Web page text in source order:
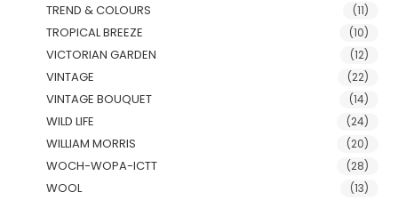
TREND & COLOURS (11)
TROPICAL BREEZE (10)
VICTORIAN GARDEN (12)
VINTAGE (22)
VINTAGE BOUQUET (14)
WILD LIFE (24)
WILLIAM MORRIS (20)
WOCH-WOPA-ICTT (28)
WOOL (13)